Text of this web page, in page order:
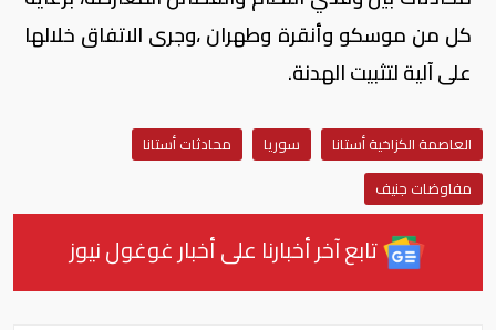
كل من موسكو وأنقرة وطهران ،وجرى الاتفاق خلالها
على آلية لتثبيت الهدنة.
العاصمة الكزاخية أستانا سوريا
محادثات أستانا
مفاوضات جنيف
تابع آخر أخبارنا على أخبار غوغول نيوز